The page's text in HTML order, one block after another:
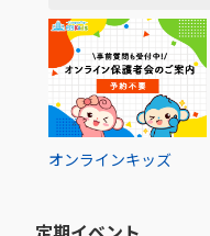
オンラインキッズ